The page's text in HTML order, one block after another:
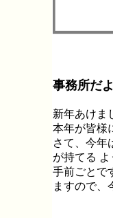
事務所だ
新年あけま
本年が皆様
さて、今年
が持てる よ
手前ごとで
ますので、